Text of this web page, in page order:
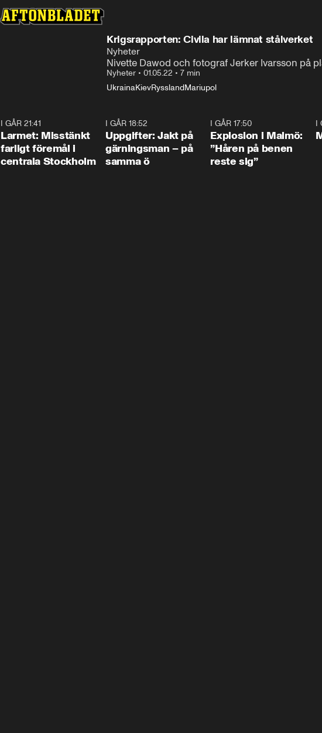
Krigsrapporten: Civila har lämnat stålverket
Nyheter
Nivette Dawod och fotograf Jerker Ivarsson på
Nyheter • 01.05.22 • 7 min
UkrainaKievRysslandMariupol
I GÅR 21:41
Larmet: Misstänkt
farligt föremål i
centrala Stockholm
I GÅR 18:52
Uppgifter: Jakt på
gärningsman – på
samma ö
I GÅR 17:50
Explosion i Malmö:
”Håren på benen
reste sig”
I